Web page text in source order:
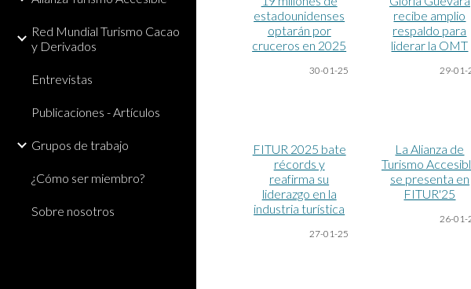
Red Mundial Turismo Cacao
y Derivados
Entrevistas
Publicaciones - Artículos
Grupos de trabajo
¿Cómo ser miembro?
Sobre nosotros
estadounidenses
optarán por
cruceros en 2025
30-01-25
recibe amplio
respaldo para
liderar la OMT
29-01-
FITUR 2025 bate
récords y
reafirma su
liderazgo en la
industria turística
27-01-25
La Alianza de
Turismo
se presenta en
FITUR'25
26-01-